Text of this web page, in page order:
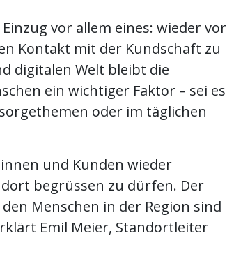
vor allem eines: wieder vor
Kontakt mit der Kundschaft zu
digitalen Welt bleibt die
ein wichtiger Faktor – sei es
oder im täglichen
und Kunden wieder
begrüssen zu dürfen. Der
Menschen in der Region sind
Emil Meier, Standortleiter